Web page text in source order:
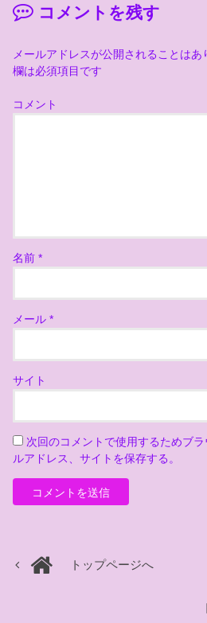
コメントを残す
メールアドレスが公開されることはあ
欄は必須項目です
コメント
名前*
メール*
サイト
次回のコメントで使用するためブ
ルアドレス、サイトを保存する。
トップページへ